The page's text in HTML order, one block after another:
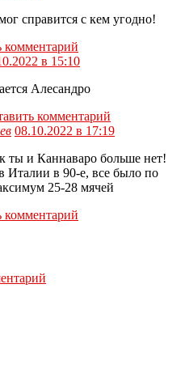
справится с кем угодно!
комментарий
в 15:10
Алесандро
комментарий
08.10.2022 в 17:19
ты и Каннаваро больше нет!
Италии в 90-е, все было по
25-28 мячей
комментарий